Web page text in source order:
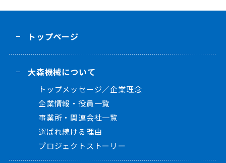
トップページ
大森機械について
トップメッセージ／企業理念
企業情報・役員一覧
事業所・関連会社一覧
選ばれ続ける理由
プロジェクトストーリー